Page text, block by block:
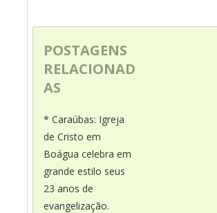
POSTAGENS
RELACIONAD
AS
* Caraúbas: Igreja
de Cristo em
Boágua celebra em
grande estilo seus
23 anos de
evangelização.